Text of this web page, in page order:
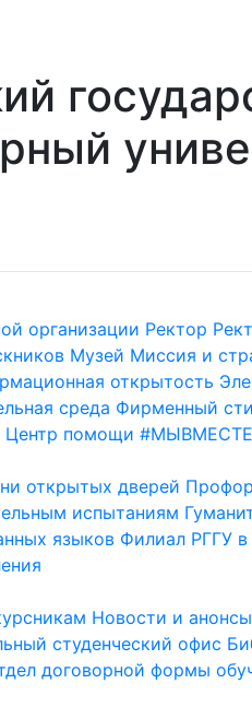
организации Ректор
Музей Миссия и
открытость
среда Фирменный
Центр помощи #МЫВМЕСТЕ
открытых дверей
испытаниям
языков Филиал РГГУ
Новости и
студенческий офис
договорной формы